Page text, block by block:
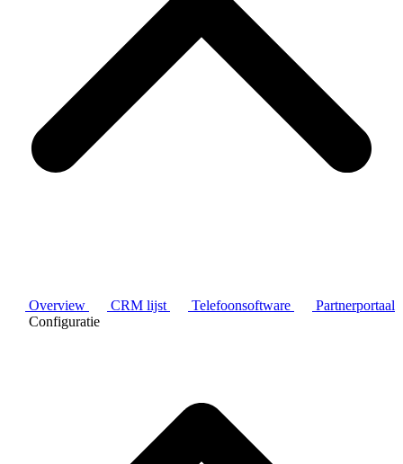
Overview CRM lijst Telefoonsoftware
Partnerportaal
Configuratie